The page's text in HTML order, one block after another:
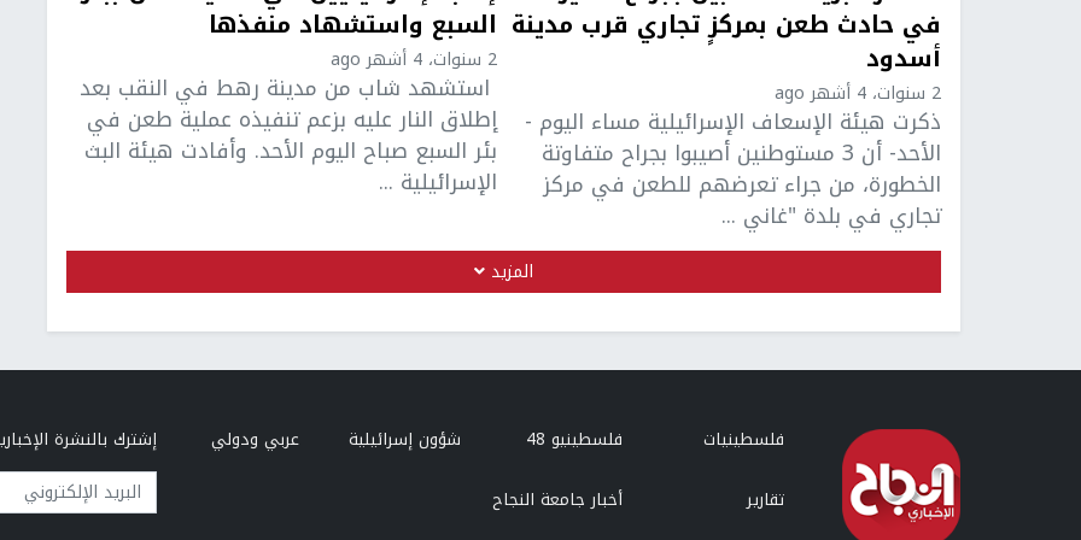
في حادث طعن بمركزٍ تجاري قرب مدينة
أسدود
2 سنوات، 4 أشهر ago
ذكرت هيئة الإسعاف الإسرائيلية مساء اليوم -
الأحد- أن 3 مستوطنين أصيبوا بجراح متفاوتة
الخطورة، من جراء تعرضهم للطعن في مركز
تجاري في بلدة "غاني ...
السبع واستشهاد منفذها
2 سنوات، 4 أشهر ago
استشهد شاب من مدينة رهط في النقب بعد
إطلاق النار عليه بزعم تنفيذه عملية طعن في
بئر السبع صباح اليوم الأحد. وأفادت هيئة البث
الإسرائيلية ...
المزيد
فلسطينيات فلسطينيو 48 شؤون إسرائيلية
عربي ودولي
تقارير
أخبار جامعة النجاح
إشترك بالنشرة
البريد الإلكتروني